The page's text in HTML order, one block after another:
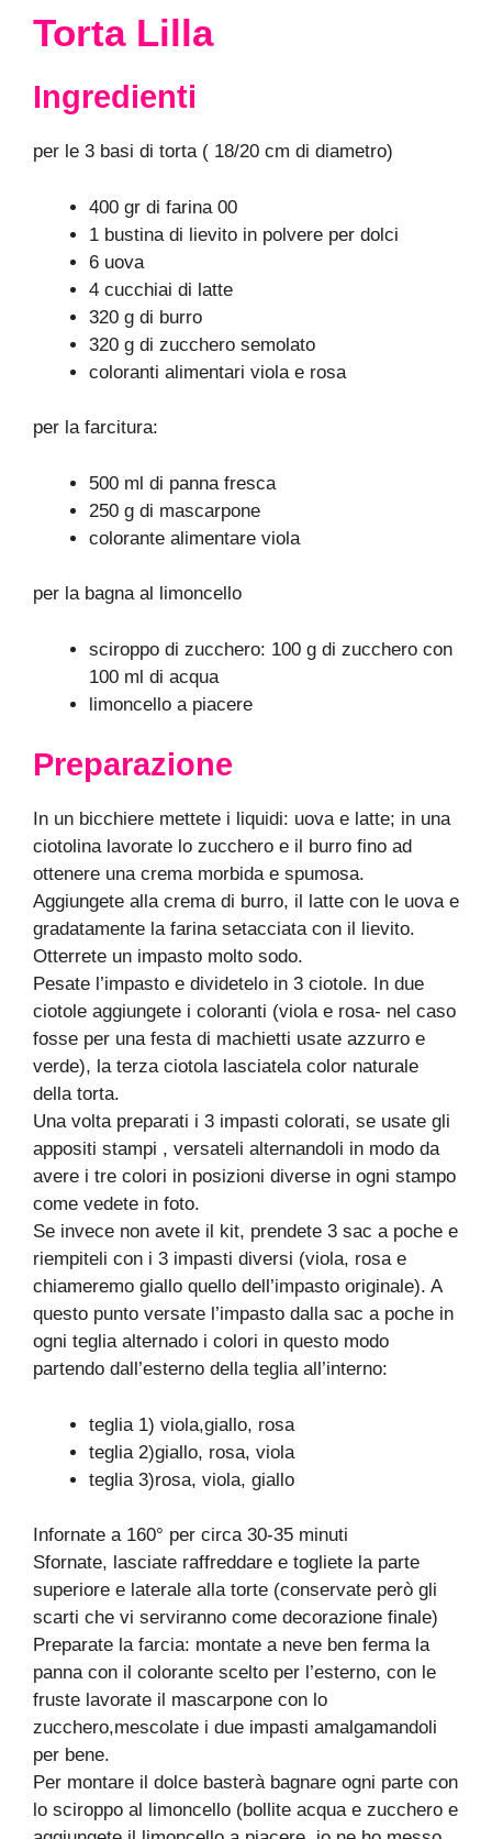
Torta Lilla
Ingredienti
per le 3 basi di torta ( 18/20 cm di diametro)
400 gr di farina 00
1 bustina di lievito in polvere per dolci
6 uova
4 cucchiai di latte
320 g di burro
320 g di zucchero semolato
coloranti alimentari viola e rosa
per la farcitura:
500 ml di panna fresca
250 g di mascarpone
colorante alimentare viola
per la bagna al limoncello
sciroppo di zucchero: 100 g di zucchero con
100 ml di acqua
limoncello a piacere
Preparazione
In un bicchiere mettete i liquidi: uova e latte; in una
ciotolina lavorate lo zucchero e il burro fino ad
ottenere una crema morbida e spumosa.
Aggiungete alla crema di burro, il latte con le uova e
gradatamente la farina setacciata con il lievito.
Otterrete un impasto molto sodo.
Pesate l’impasto e dividetelo in 3 ciotole. In due
ciotole aggiungete i coloranti (viola e rosa- nel caso
fosse per una festa di machietti usate azzurro e
verde), la terza ciotola lasciatela color naturale
della torta.
Una volta preparati i 3 impasti colorati, se usate gli
appositi stampi , versateli alternandoli in modo da
avere i tre colori in posizioni diverse in ogni stampo
come vedete in foto.
Se invece non avete il kit, prendete 3 sac a poche e
riempiteli con i 3 impasti diversi (viola, rosa e
chiameremo giallo quello dell’impasto originale). A
questo punto versate l’impasto dalla sac a poche in
ogni teglia alternado i colori in questo modo
partendo dall’esterno della teglia all’interno:
teglia 1) viola,giallo, rosa
teglia 2)giallo, rosa, viola
teglia 3)rosa, viola, giallo
Infornate a 160° per circa 30-35 minuti
Sfornate, lasciate raffreddare e togliete la parte
superiore e laterale alla torte (conservate però gli
scarti che vi serviranno come decorazione finale)
Preparate la farcia: montate a neve ben ferma la
panna con il colorante scelto per l’esterno, con le
fruste lavorate il mascarpone con lo
zucchero,mescolate i due impasti amalgamandoli
per bene.
Per montare il dolce basterà bagnare ogni parte con
lo sciroppo al limoncello (bollite acqua e zucchero e